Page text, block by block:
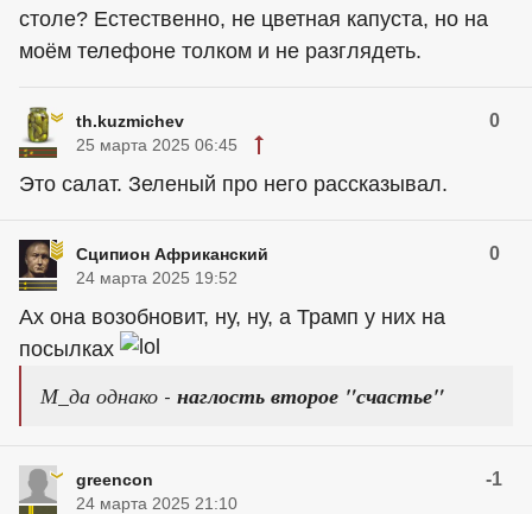
столе? Естественно, не цветная капуста, но на
моём телефоне толком и не разглядеть.
th.kuzmichev 0
25 марта 2025 06:45
Это салат. Зеленый про него рассказывал.
Сципион Африканский 0
24 марта 2025 19:52
Ах она возобновит, ну, ну, а Трамп у них на
посылках
М_да однако - наглость второе "счастье"
greencon -1
24 марта 2025 21:10